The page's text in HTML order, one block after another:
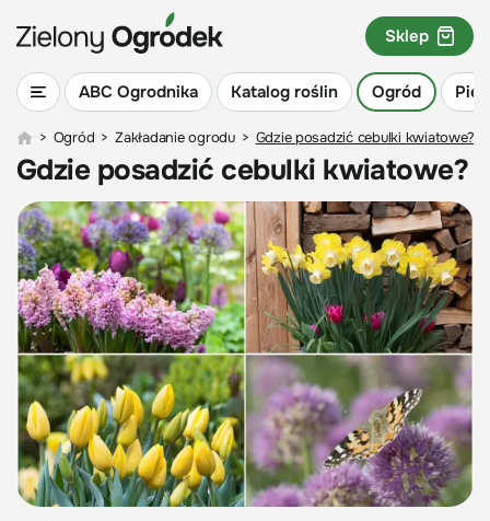
ABC Ogrodnika Katalog roślin Ogród
Sklep
> Ogród > Zakładanie ogrodu > Gdzie posadzić cebulki kwiatowe?
Gdzie posadzić cebulki kwiatowe?